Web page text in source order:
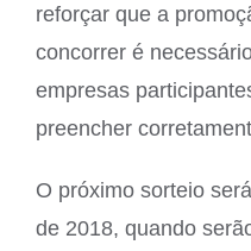
reforçar que a
concorrer é
empresas
preencher
O próximo sorteio
de 2018, quando